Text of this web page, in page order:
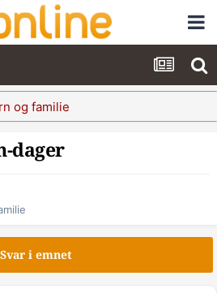
og familie
dager
Svar i emnet